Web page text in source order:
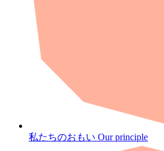
私たちのおもい Our principle